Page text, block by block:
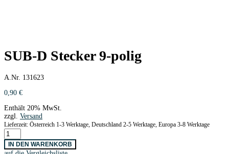
SUB-D Stecker 9-polig
A.Nr. 131623
0,90 €
Enthält 20% MwSt.
zzgl. Versand
Lieferzeit: Österreich 1-3 Werktage, Deutschland 2-5 Werktage, Europa 3-8 Werktage
SUB-
D
Stecker
IN DEN WARENKORB